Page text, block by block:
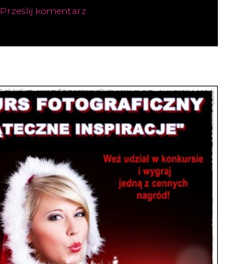
Prześlij komentarz